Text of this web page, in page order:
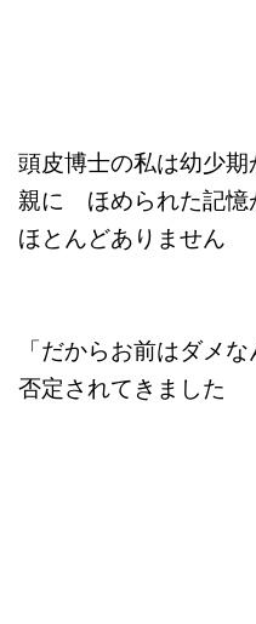
頭皮博士の私は幼少期
親に ほめられた記憶
ほとんどありません
「だからお前はダメ
否定されてきました